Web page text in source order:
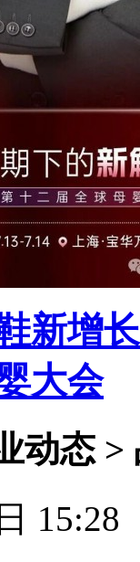
新增
大会
动态 >
15:28